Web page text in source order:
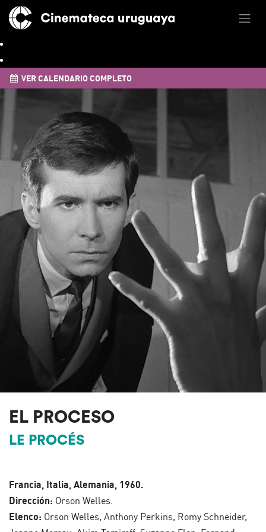
VER CALENDARIO COMPLETO
EL PROCESO
LE PROCÉS
Francia, Italia, Alemania, 1960.
Dirección: Orson Welles.
Elenco: Orson Welles, Anthony Perkins, Romy Schneider,